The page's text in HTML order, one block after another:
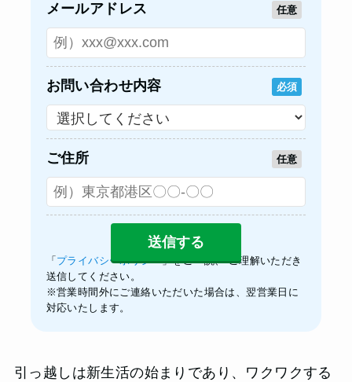
メールアドレス 任意
お問い合わせ内容 必須
ご住所 任意
「 プライバシーポリシー」をご一読、 ご理解いただき
送信してください。
※営業時間外にご連絡いただいた場合は、翌営業日に
対応いたします。
引っ越しは新生活の始まりであり、ワクワクする